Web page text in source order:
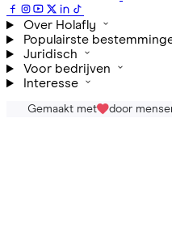
Over Holafly
Populairste
Juridisch
Voor bedrijven
Interesse
Gemaakt met door